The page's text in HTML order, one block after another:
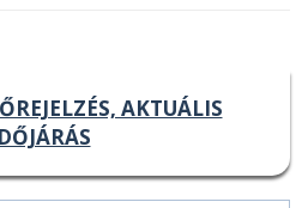
AKTUÁLIS